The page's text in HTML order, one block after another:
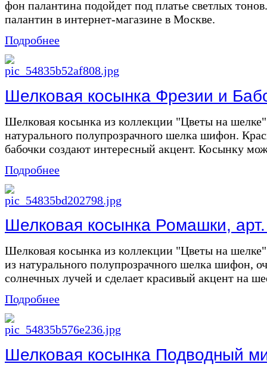
фон палантина подойдет под платье светлых
палантин в интернет-магазине в Москве.
Подробнее
Шелковая косынка Фрезии и
Шелковая косынка из коллекции "Цветы на
натурального полупрозрачного шелка шифон.
бабочки создают интересный акцент. Косынку
Подробнее
Шелковая косынка Ромашки,
Шелковая косынка из коллекции "Цветы на
из натурального полупрозрачного шелка шифон,
солнечных лучей и сделает красивый акцент на
Подробнее
Шелковая косынка Подводный